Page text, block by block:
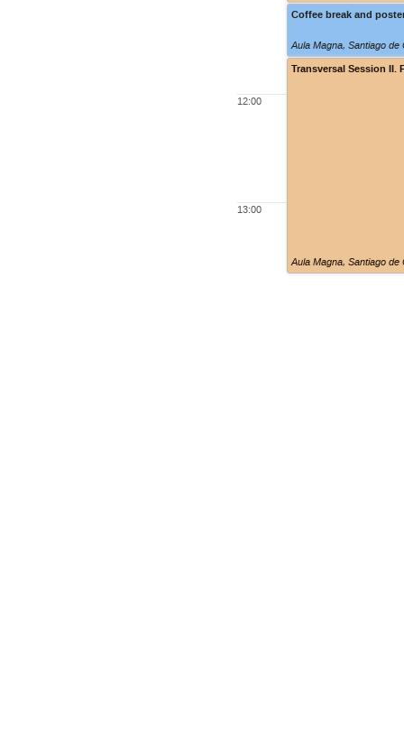
12:00
13:00
Coffee break and
Aula Magna,Santiago de
Transversal Session II.
Aula Magna,Santiago de